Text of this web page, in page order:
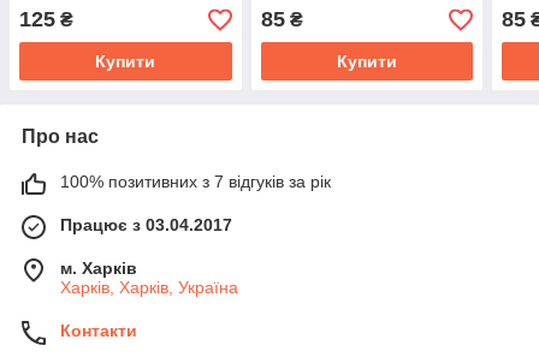
125 ₴
Купити
85₴
Купити
85
Про нас
100% позитивних з 7 відгуків за рік
Працює з 03.04.2017
м. Харків
Харків, Харків, Україна
Контакти